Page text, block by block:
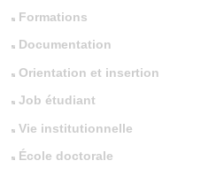
Formations
Documentation
Orientation et insertion
Job étudiant
Vie institutionnelle
École doctorale